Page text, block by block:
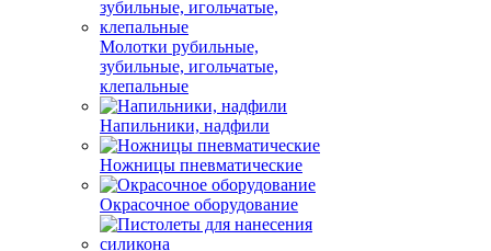
Молотки рубильные,
зубильные, игольчатые,
клепальные
Напильники, надфили
Ножницы пневматические
Окрасочное оборудование